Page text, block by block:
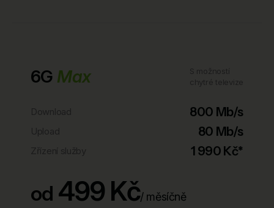
6G Max
800 Mb/s
80 Mb/s
1 990 Kč*
od 499 Kč/ měsíčně